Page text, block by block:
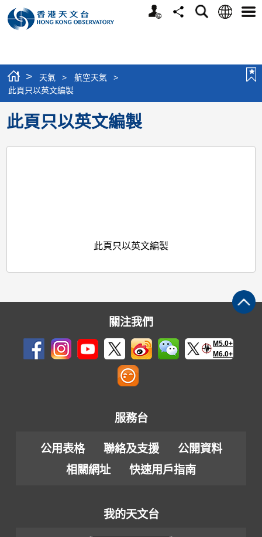
個
分
搜
語
選
> 天氣 > 航空天氣
>
此頁只以英文編製
此頁只以英文編製
此頁只以英文編製
關注我們
M5.0+
M6.0+
服務台
公用表格 聯絡及支援
公開資料
相關網址
快速用戶指南
我的天文台